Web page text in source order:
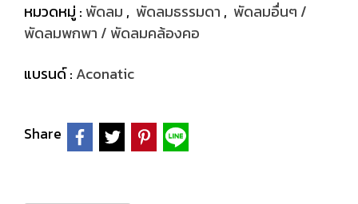
หมวดหมู่ : พัดลม , พัดลมธรรมดา , พัดลมอื่นๆ /
พัดลมพกพา / พัดลมคล้องคอ
แบรนด์ : Aconatic
Share